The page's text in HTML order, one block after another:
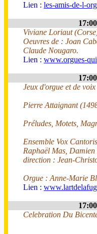
Lien : les-amis-de-l-
17:00
Viviane Loriaut
Oeuvres de : Joan
Claude Nougaro.
Lien : www.orgues-
17:00
Jeux d'orgue et de voix
Pierre Attaignant
Préludes, Motets,
Ensemble Vox Cantoris
Raphaël Mas,
direction : Jean-
Orgue : Anne-Marie
Lien :
17:00
Celebration Du